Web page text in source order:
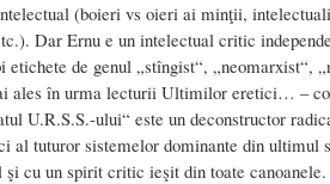
(boieri vs oieri ai minţii,
Dar Ernu e un intelectual critic
de genul „stîngist“, „neomarxist“,
ales în urma lecturii Ultimilor eretici… –
U.R.S.S.-ului“ este un deconstructor
al tuturor sistemelor dominante din ultimul
şi cu un spirit critic ieşit din toate